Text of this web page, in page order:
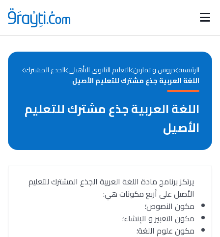
Catégories
d'actualités
Annonces bourses
الرئيسية دروس و تمارين التعليم الثانوي التأهيلي الجدع المشترك
اللغة العربية جذع مشترك للتعليم الأصيل
اللغة العربية جذع مشترك للتعليم
الأصيل
يرتكز برنامج مادة اللغة العربية الجذع المشترك للتعليم
الأصيل على أربع مكونات هي:
مكون النصوص؛
مكون التعبير و الإنشاء؛
مكون علوم اللغة؛